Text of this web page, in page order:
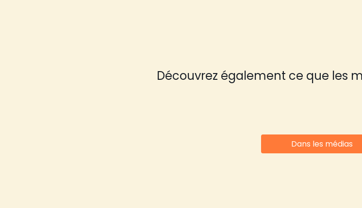
Découvrez également ce que les
Dans les médias